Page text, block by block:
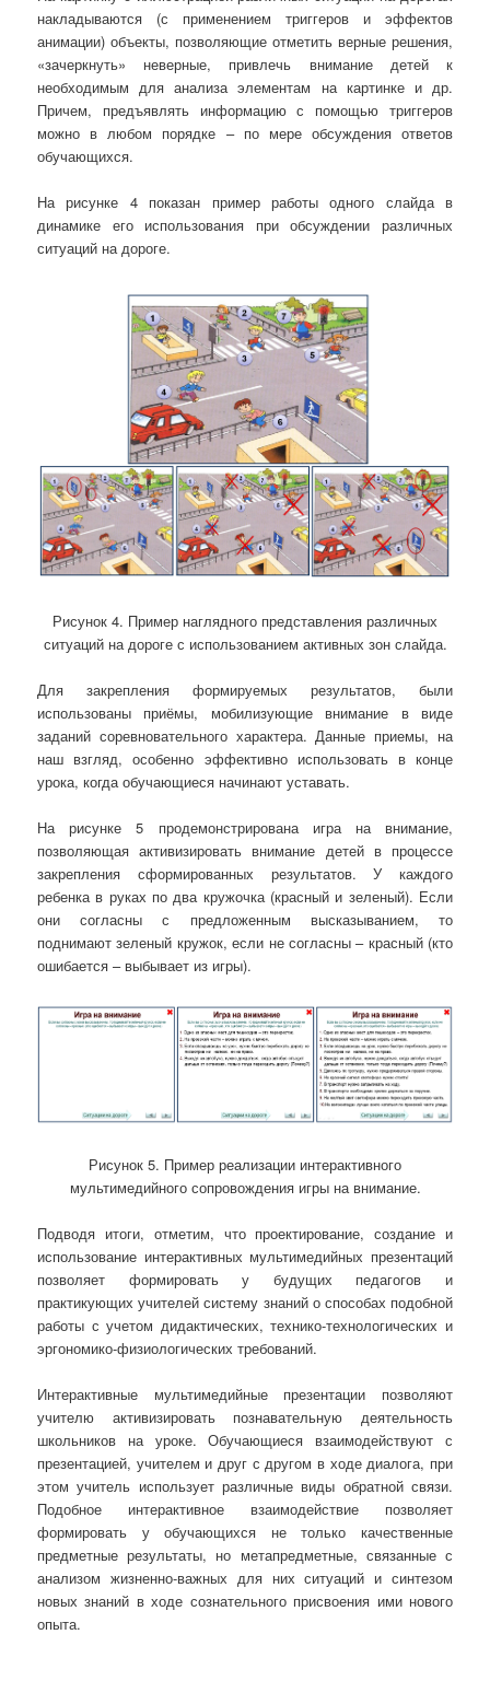
накладываются (с применением триггеров и эффектов
анимации) объекты, позволяющие отметить верные решения,
«зачеркнуть» неверные, привлечь внимание детей к
необходимым для анализа элементам на картинке и др.
Причем, предъявлять информацию с помощью триггеров
можно в любом порядке – по мере обсуждения ответов
обучающихся.
На рисунке 4 показан пример работы одного слайда в
динамике его использования при обсуждении различных
ситуаций на дороге.
Рисунок 4. Пример наглядного представления различных
ситуаций на дороге с использованием активных зон слайда.
Для закрепления формируемых результатов, были
использованы приёмы, мобилизующие внимание в виде
заданий соревновательного характера. Данные приемы, на
наш взгляд, особенно эффективно использовать в конце
урока, когда обучающиеся начинают уставать.
На рисунке 5 продемонстрирована игра на внимание,
позволяющая активизировать внимание детей в процессе
закрепления сформированных результатов. У каждого
ребенка в руках по два кружочка (красный и зеленый). Если
они согласны с предложенным высказыванием, то
поднимают зеленый кружок, если не согласны – красный (кто
ошибается – выбывает из игры).
Рисунок 5. Пример реализации интерактивного
мультимедийного сопровождения игры на внимание.
Подводя итоги, отметим, что проектирование, создание и
использование интерактивных мультимедийных презентаций
позволяет формировать у будущих педагогов и
практикующих учителей систему знаний о способах подобной
работы с учетом дидактических, технико-технологических и
эргономико-физиологических требований.
Интерактивные мультимедийные презентации позволяют
учителю активизировать познавательную деятельность
школьников на уроке. Обучающиеся взаимодействуют с
презентацией, учителем и друг с другом в ходе диалога, при
этом учитель использует различные виды обратной связи.
Подобное интерактивное взаимодействие позволяет
формировать у обучающихся не только качественные
предметные результаты, но метапредметные, связанные с
анализом жизненно-важных для них ситуаций и синтезом
новых знаний в ходе сознательного присвоения ими нового
опыта.